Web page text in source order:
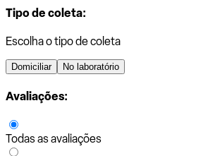
Tipo de coleta:
Escolha o tipo de coleta
Domiciliar No laboratório
Avaliações:
Todas as avaliações